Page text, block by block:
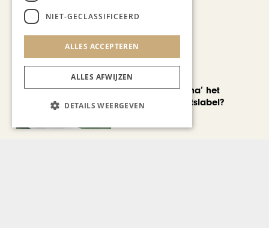
AUTOMOTIVE
Is ‘Made in China’ het
nieuwe kwaliteitslabel?
NIET-GECLASSIFICEERD
ALLES ACCEPTEREN
ALLES AFWIJZEN
DETAILS WEERGEVEN